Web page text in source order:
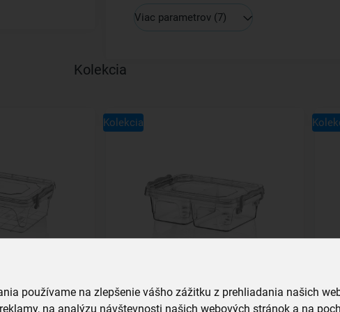
používame na zlepšenie vášho zážitku z prehliadania našich
na analýzu návštevnosti našich webových stránok a na
Viac parametrov (7)
Kolekcia
l
Kolekcia